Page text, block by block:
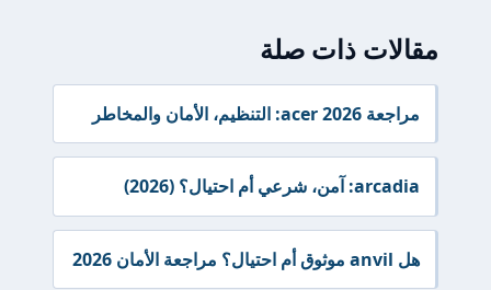
مقالات ذات صلة
مراجعة acer 2026: التنظيم، الأمان والمخاطر
arcadia: آمن، شرعي أم احتيال؟ (2026)